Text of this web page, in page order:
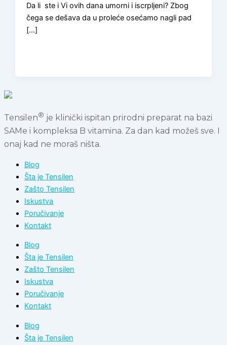
Da li ste i Vi ovih dana umorni i iscrpljeni? Zbog
čega se dešava da u proleće osećamo nagli pad
[…]
Tensilen® je klinički ispitan prirodni preparat na bazi
SAMe i kompleksa B vitamina. Za dan kad možeš sve. I
onaj kad ne moraš ništa.
Blog
Šta je Tensilen
Zašto Tensilen
Iskustva
Poručivanje
Kontakt
Blog
Šta je Tensilen
Zašto Tensilen
Iskustva
Poručivanje
Kontakt
Blog
Šta je Tensilen